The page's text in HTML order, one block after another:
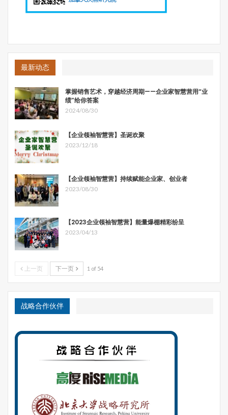
成为互联网时代的新经典，很多企业家都在思考这一趋势如
恰好在这个角度上，众筹有可能能够带来一些新的观点。众
筹过程中大家特别纠结一件事情，就是去中心化，要么没人
成。
在一个平台众筹中，这种做法的好处是显而易见的。去中心
谁就会成为新的中心。而这种新中心的权威并不是出自某个
权威的授权，而相反取决于参与者的承认。
这正是一个理想的管理系统所追求的，它希望能够自动重新
匹配权力。大部分人难以相信这样的组织存在——权力可以
顺畅地流向最高价值的提供者，而逐渐远离那些不能提供最
互联网能够实现这一点，从一个社群到另一个社群的形成就
是这样的过程。相应的变化投射到社团或者平台上也是一
更能聚合大家一起玩，却是一个自由选择的过程。
中，执行者没有必要向一线员工证明其决策的义务，但
Linux中不一样，作为核心代码的撰写者托沃兹会向更大范
员工授予的，而不是依靠正式的职位和头衔获得的。权力也
很容易失去——当社团的成员退出或者选择其他的方式发布
自己的程序编码时候。
参与众筹项目，学习失控状态下的管理运营，对于参与者自
身的企业经营，无疑是一趟非常生动的EMBA课程。
最新动态
掌握销售艺术，穿越经济周期——企业家智慧营用“业
绩”给你答案
2024/08/30
【企业领袖智慧营】圣诞欢聚
2023/12/18
【企业领袖智慧营】持续赋能企业家、创业者
2023/08/30
【2023企业领袖智慧营】能量爆棚精彩纷呈
2023/04/13
上一页 下一页 1 of 54
战略合作伙伴